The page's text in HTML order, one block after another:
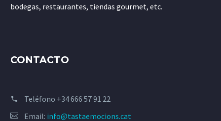
bodegas, restaurantes, tiendas gourmet, etc.
CONTACTO
Teléfono +34 666 57 91 22
Email: info@tastaemocions.cat